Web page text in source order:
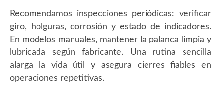
Recomendamos inspecciones periódicas: verificar
giro, holguras, corrosión y estado de indicadores.
En modelos manuales, mantener la palanca limpia y
lubricada según fabricante. Una rutina sencilla
alarga la vida útil y asegura cierres fiables en
operaciones repetitivas.